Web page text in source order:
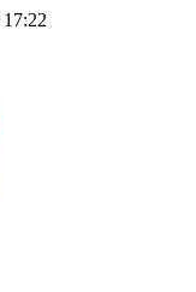
17:22